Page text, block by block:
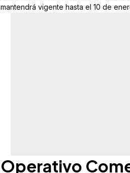
mantendrá vigente hasta el 10 de
Operativo